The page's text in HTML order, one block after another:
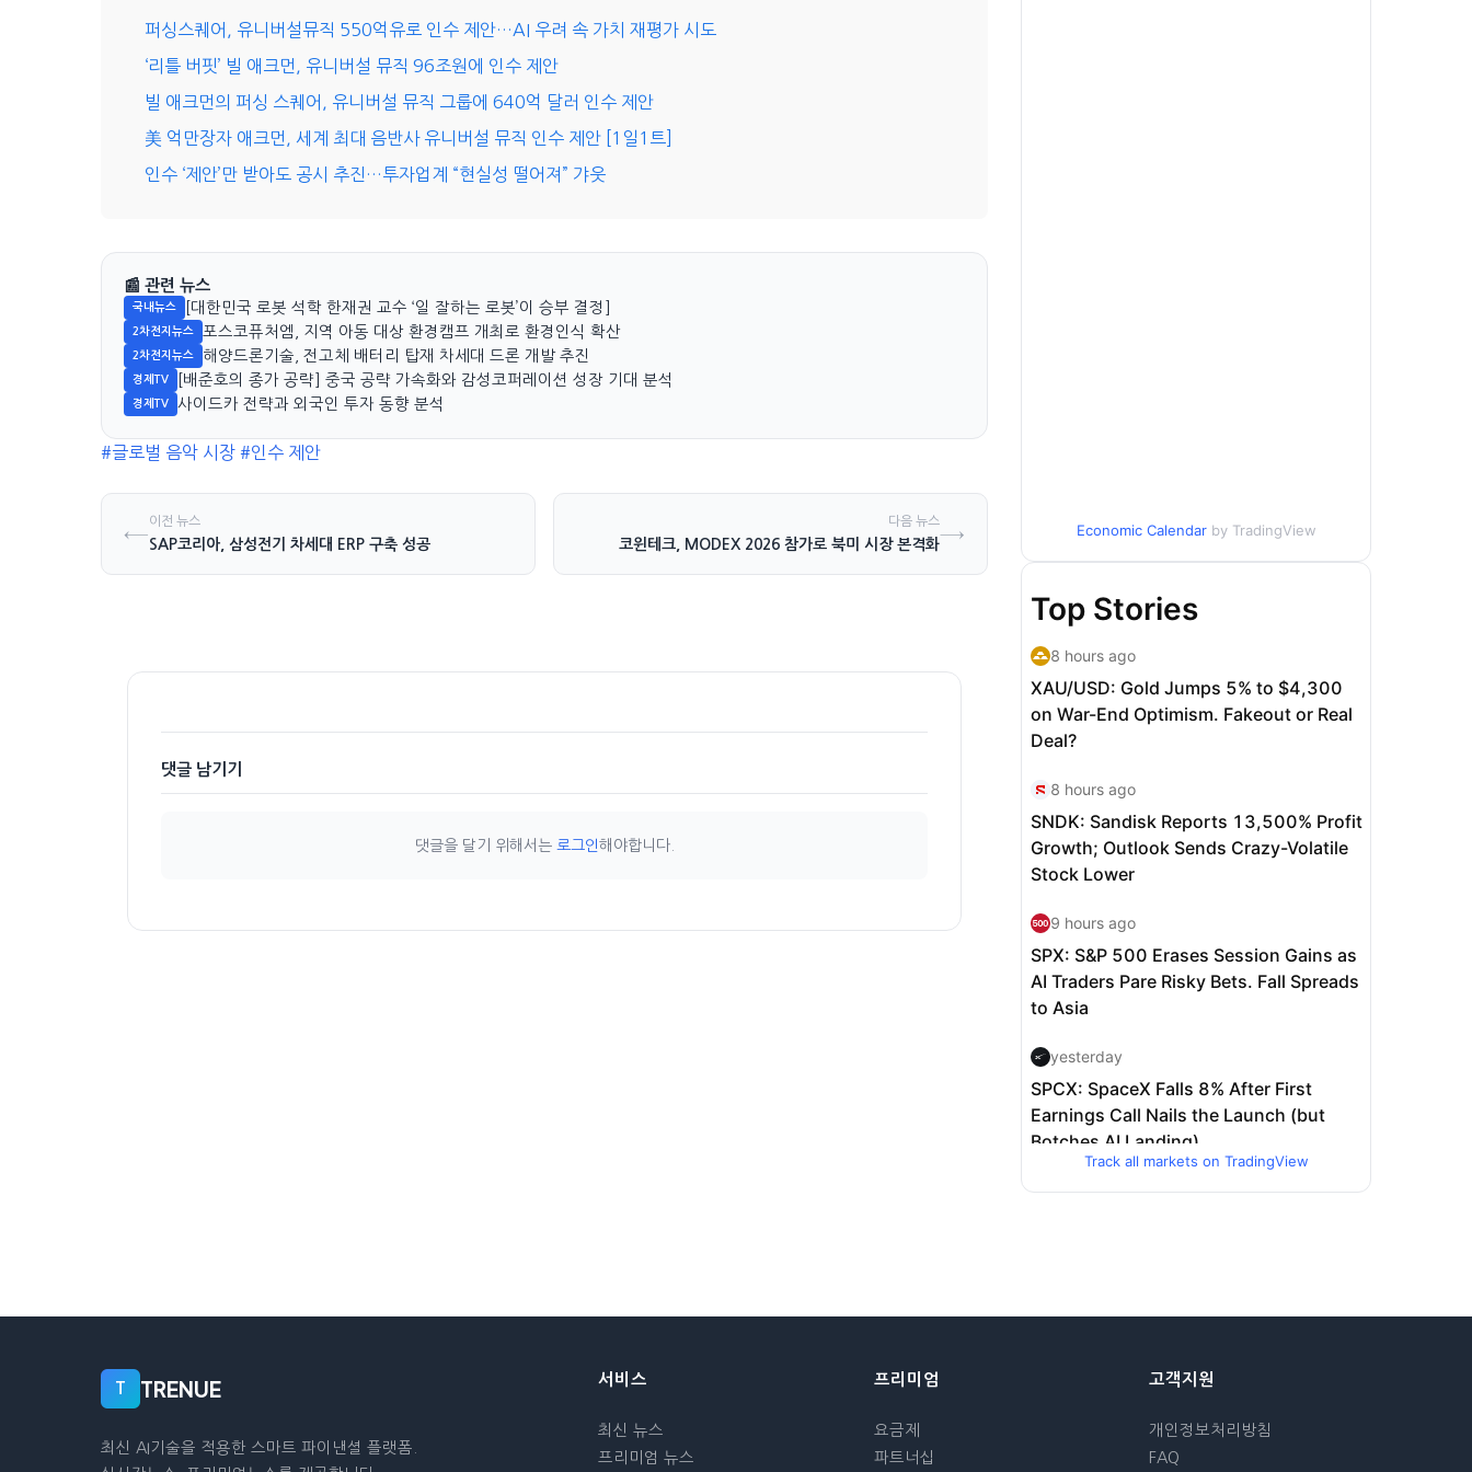
퍼싱스퀘어, 유니버설뮤직 550억유로 인수 제안…AI 우려 속 가치 재평가 시도
‘리틀 버핏’ 빌 애크먼, 유니버설 뮤직 96조원에 인수 제안
빌 애크먼의 퍼싱 스퀘어, 유니버설 뮤직 그룹에 640억 달러 인수 제안
美 억만장자 애크먼, 세계 최대 음반사 유니버설 뮤직 인수 제안 [1일1트]
인수 ‘제안’만 받아도 공시 추진…투자업계 “현실성 떨어져” 갸웃
📰 관련 뉴스
국내뉴스 [대한민국 로봇 석학 한재권 교수 ‘일 잘하는 로봇’이 승부 결정]
2차전지뉴스 포스코퓨처엠, 지역 아동 대상 환경캠프 개최로 환경인식 확산
2차전지뉴스 해양드론기술, 전고체 배터리 탑재 차세대 드론 개발 추진
경제TV [배준호의 종가 공략] 중국 공략 가속화와 감성코퍼레이션 성장 기대 분석
경제TV 사이드카 전략과 외국인 투자 동향 분석
#글로벌 음악 시장 #인수 제안
←이전 뉴스
SAP코리아, 삼성전기 차세대 ERP 구축 성공
다음 뉴스
코윈테크, MODEX 2026 참가로 북미 시장 본격화→
댓글 남기기
댓글을 달기 위해서는 로그인해야합니다.
Economic Calendar by TradingView
Track all markets on TradingView
T TRENUE
최신 AI기술을 적용한 스마트 파이낸셜 플랫폼.
서비스
최신 뉴스
프리미엄 뉴스
프리미엄
요금제
파트너십
고객지원
개인정보처리방침
FAQ